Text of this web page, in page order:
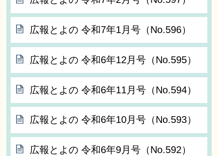
広報とよの 令和7年1月号（No.596）
広報とよの 令和6年12月号（No.595）
広報とよの 令和6年11月号（No.594）
広報とよの 令和6年10月号（No.593）
広報とよの 令和6年9月号（No.592）